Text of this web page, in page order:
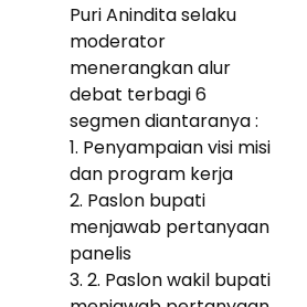
Puri Anindita selaku
moderator
menerangkan alur
debat terbagi 6
segmen diantaranya :
1. Penyampaian visi misi
dan program kerja
2. Paslon bupati
menjawab pertanyaan
panelis
3. 2. Paslon wakil bupati